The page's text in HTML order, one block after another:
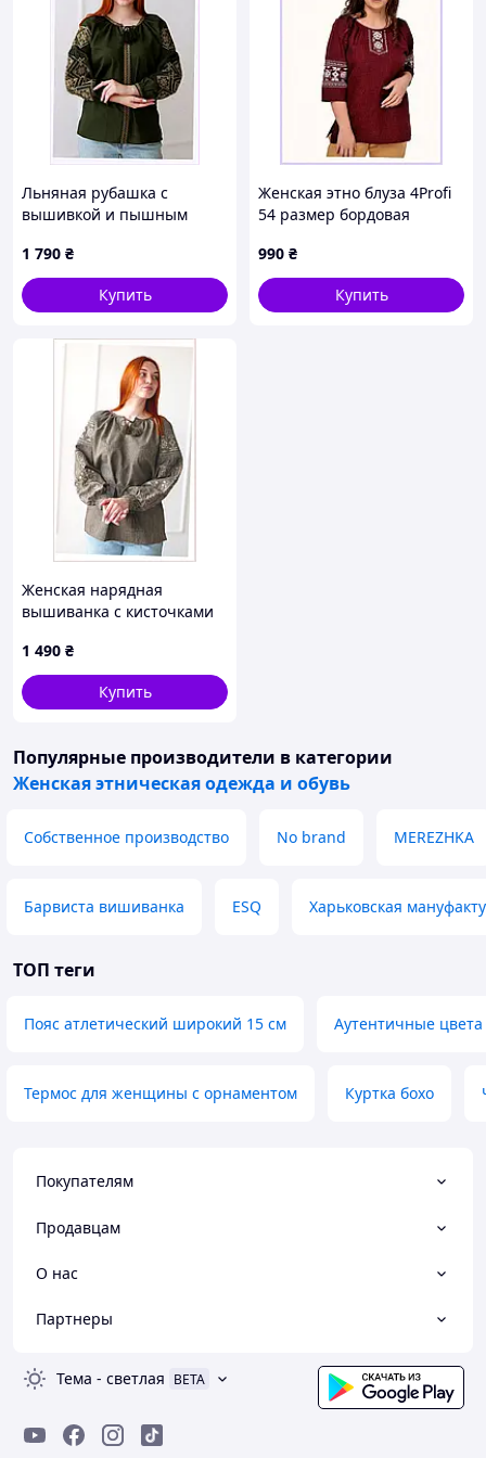
оригінальні та неповторні речі, що
стануть чудовим подарунком для Вас та Ваших
Не забудьте переглянути Новинки!
Льняная рубашка с
вышивкой и пышным
1 790 ₴
Купить
Женская этно блуза 4Profi
54 размер бордовая
990 ₴
Купить
Женская нарядная
вышиванка с кисточками
1 490 ₴
Купить
Популярные производители в категории
Женская этническая одежда и обувь
Собственное производство No brand MEREZHKA
Барвиста вишиванка ESQ Харьковская
ТОП теги
Пояс атлетический широкий 15 см Аутентичные цвета
Термос для женщины с орнаментом Куртка бохо
Покупателям
Продавцам
О нас
Партнеры
Тема - светлая BETA